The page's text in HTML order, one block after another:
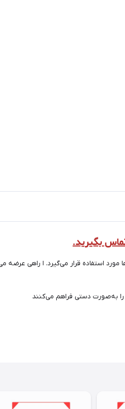
استفاده قرار می‌گیرد. ا راهی
به‌صورت دستی فراهم می‌کنند